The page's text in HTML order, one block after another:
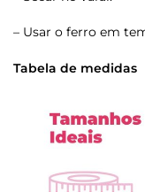
– Usar o ferro em
Tabela de medidas